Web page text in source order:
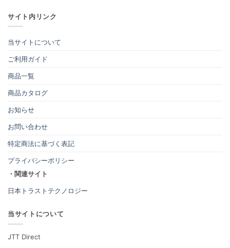
サイト内リンク
当サイトについて
ご利用ガイド
商品一覧
商品カタログ
お知らせ
お問い合わせ
特定商法に基づく表記
プライバシーポリシー
・関連サイト
日本トラストテクノロジー
当サイトについて
JTT Direct